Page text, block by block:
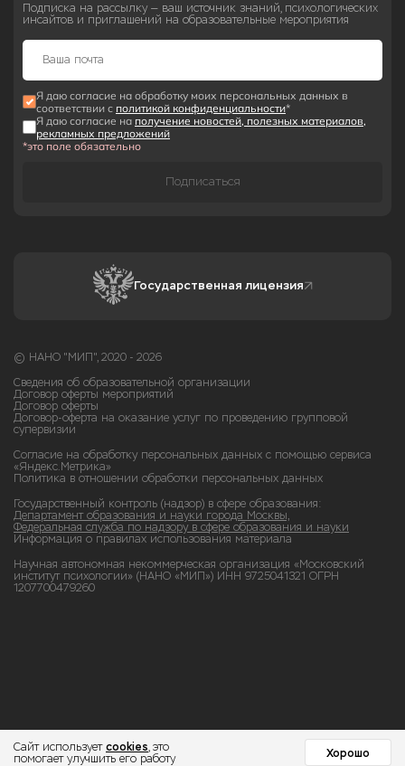
Сайт использует cookies , это
помогает улучшить его работу
Хорошо
Подписка на рассылку — ваш источник знаний, психологических
инсайтов и приглашений на образовательные мероприятия
Я даю согласие на обработку моих персональных данных в
соответствии с политикой конфиденциальности*
Я даю согласие на получение новостей, полезных материалов,
рекламных предложений
*это поле обязательно
Подписаться
Государственная лицензия
© НАНО "МИП", 2020 - 2026
Сведения об образовательной организации
Договор оферты мероприятий
Договор оферты
Договор-оферта на оказание услуг по проведению групповой
супервизии
Согласие на обработку персональных данных с помощью сервиса
«Яндекс.Метрика»
Политика в отношении обработки персональных данных
Государственный контроль (надзор) в сфере образования:
Департамент образования и науки города Москвы,
Федеральная служба по надзору в сфере образования и науки
Информация о правилах использования материала
Научная автономная некоммерческая организация «Московский
институт психологии» (НАНО «МИП») ИНН 9725041321 ОГРН
1207700479260